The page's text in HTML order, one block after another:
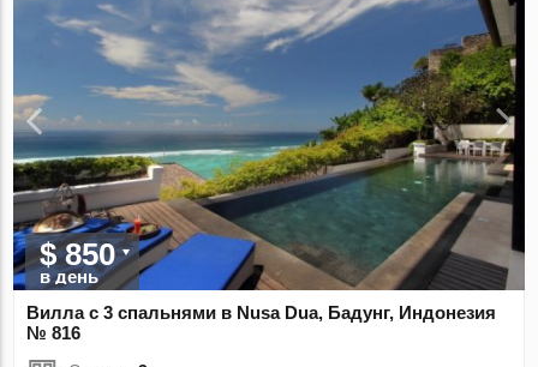
$ 850
в день
Вилла с 3 спальнями в Nusa Dua, Бадунг, Индонезия
№ 816